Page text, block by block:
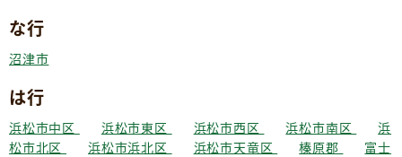
な行
沼津市
は行
浜松市中区 浜松市東区 浜松市西区 浜松市南区
浜
松市北区
浜松市浜北区 浜松市天竜区 榛原郡
富士